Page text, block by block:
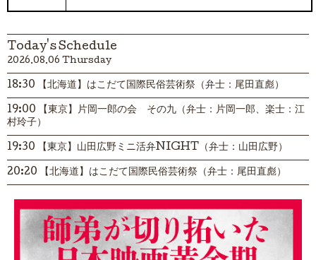
Today's Schedule
2026.08.06 Thursday
18:30 【北海道】はこだて国際民俗芸術祭（弁士：尾田直彪）
19:00 【東京】片岡一郎の会 その九（弁士：片岡一郎、楽士：江
村玲子）
19:30 【東京】山田広野ミニ活弁NIGHT（弁士：山田広野）
20:20 【北海道】はこだて国際民俗芸術祭（弁士：尾田直彪）